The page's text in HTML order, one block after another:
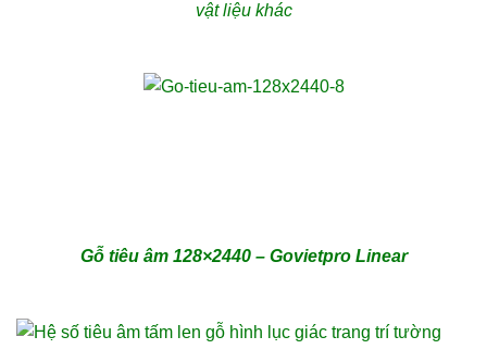
vật liệu khác
Gỗ tiêu âm 128×2440 – Govietpro Linear